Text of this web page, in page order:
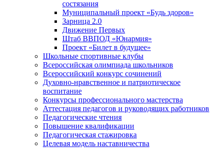
состязания
Муниципальный проект «Будь здоров»
Зарница 2.0
Движение Первых
Штаб ВВПОД «Юнармия»
Проект «Билет в будущее»
Школьные спортивные клубы
Всероссийская олимпиада школьников
Всероссийский конкурс сочинений
Духовно-нравственное и патриотическое
воспитание
Конкурсы профессионального мастерства
Аттестация педагогов и руководящих работников
Педагогические чтения
Повышение квалификации
Педагогическая стажировка
Целевая модель наставничества